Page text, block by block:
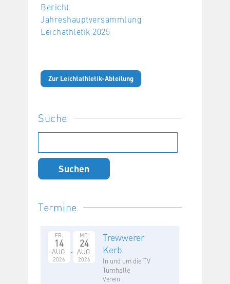
Bericht
Jahreshauptversammlung
Leichathletik 2025
Zur Leichtathletik-Abteilung
Suche
nach:
Termine
FR.
14
AUG.
2026
MO.
24
AUG.
2026
Trewwerer
Kerb
In und um die TV
Turnhalle
Verein